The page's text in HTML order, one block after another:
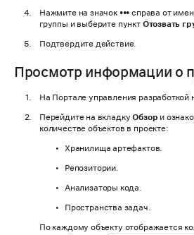
Нажмите на значок ••• справа от
группы и выберите пункт Отозвать
Подтвердите действие.
Просмотр информации о
На Портале управления разработкой
Перейдите на вкладкуОбзор и
количестве объектов в проекте:
Хранилища артефактов.
Репозитории.
Анализаторы кода.
Пространства задач.
По каждому объекту отображается